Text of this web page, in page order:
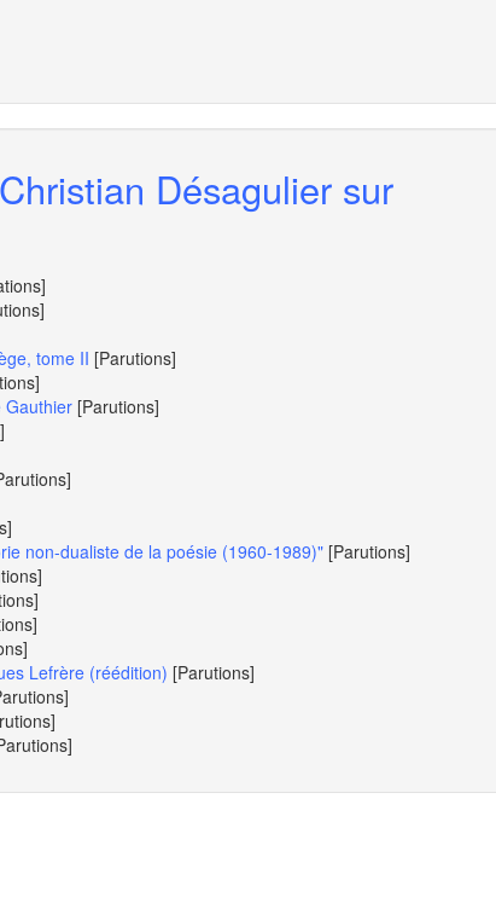
Désagulier sur
tome II [Parutions]
Gauthier [Parutions]
non-dualiste de la poésie (1960-1989)" [Parutions]
Lefrère (réédition) [Parutions]